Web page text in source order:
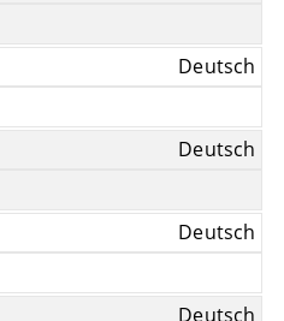
Deutsch
Deutsch
Deutsch
Deutsch